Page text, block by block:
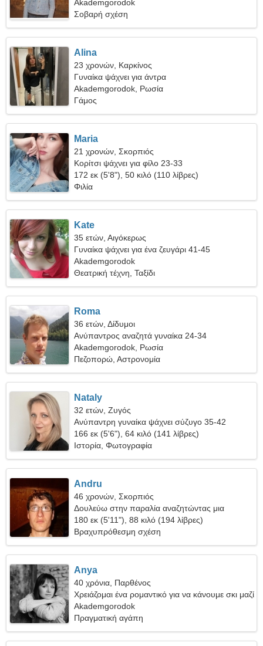
Akademgorodok
Σοβαρή σχέση
Alina
23 χρονών, Καρκίνος
Γυναίκα ψάχνει για άντρα
Akademgorodok, Ρωσία
Γάμος
Maria
21 χρονών, Σκορπιός
Κορίτσι ψάχνει για φίλο 23-33
172 εκ (5'8"), 50 κιλό (110 λίβρες)
Φιλία
Kate
35 ετών, Αιγόκερως
Γυναίκα ψάχνει για ένα ζευγάρι 41-45
Akademgorodok
Θεατρική τέχνη, Ταξίδι
Roma
36 ετών, Δίδυμοι
Ανύπαντρος αναζητά γυναίκα 24-34
Akademgorodok, Ρωσία
Πεζοπορώ, Αστρονομία
Nataly
32 ετών, Ζυγός
Ανύπαντρη γυναίκα ψάχνει σύζυγο 35-42
166 εκ (5'6"), 64 κιλό (141 λίβρες)
Ιστορία, Φωτογραφία
Andru
46 χρονών, Σκορπιός
Δουλεύω στην παραλία αναζητώντας μια
αισθησιακή γυναίκα
180 εκ (5'11"), 88 κιλό (194 λίβρες)
Βραχυπρόθεσμη σχέση
Anya
40 χρόνια, Παρθένος
Χρειάζομαι ένα ρομαντικό για να κάνουμε σκι μαζί
Akademgorodok
Πραγματική αγάπη